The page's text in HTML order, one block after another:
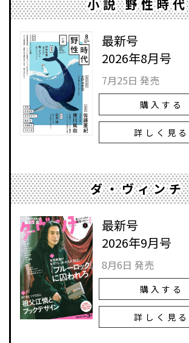
小説 野性時代
最新号
2026年8月号
7月25日 発売
購入する
詳しく見る
ダ・ヴィンチ
最新号
2026年9月号
8月6日 発売
購入する
詳しく見る